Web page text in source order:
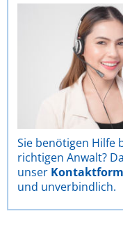
Sie benötigen Hilfe
richtigen Anwalt?
unser
und unverbindlich.